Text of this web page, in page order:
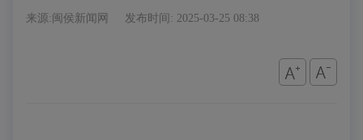
来源:闽侯新闻网 发布时间: 2025-03-25 08:38